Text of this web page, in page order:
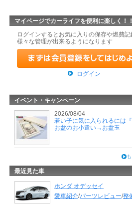
マイページでカーライフを便利に楽しく！！
ログインするとお気に入りの保存や燃費記
様々な管理が出来るようになります
ログイン
イベント・キャンペーン
2026/08/04
若い子に気に入られるには
お盆のお小遣い→お盆玉
最近見た車
ホンダ オデッセイ
愛車紹介/パーツレビュー/整